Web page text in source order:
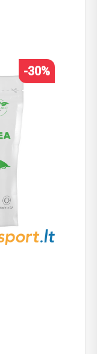
-30%